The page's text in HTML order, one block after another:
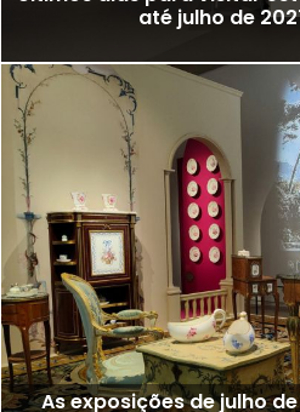
até julho de
As exposições de julho